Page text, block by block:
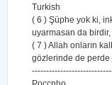
Turkish
( 6 ) Şüphe yok ki,
uyarmasan da
( 7 ) Allah onların
gözlerinde de